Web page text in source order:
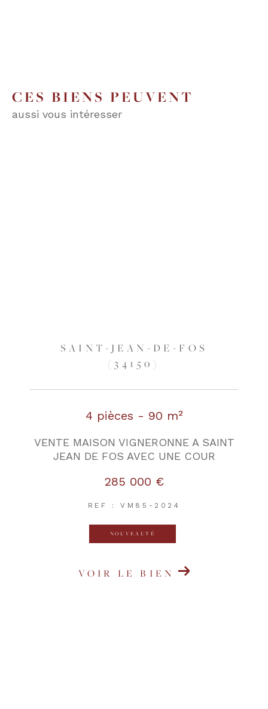
CES BIENS PEUVENT
aussi vous intéresser
SAINT-JEAN-DE-FOS
(34150)
4 pièces - 90 m²
VENTE MAISON VIGNERONNE A SAINT
JEAN DE FOS AVEC UNE COUR
285 000 €
REF : VM85-2024
NOUVEAUTÉ
VOIR LE BIEN